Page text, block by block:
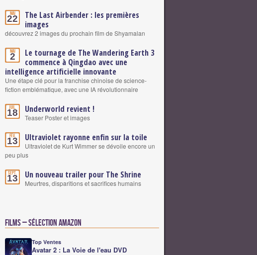
Mai
22
The Last Airbender : les premières
images
découvrez 2 images du prochain film de Shyamalan
Mai
2
Le tournage de The Wandering Earth 3
commence à Qingdao avec une
intelligence artificielle innovante
Une étape clé pour la franchise chinoise de science-
fiction emblématique, avec une IA révolutionnaire
Juil.
18 Underworld revient !
Teaser Poster et images
Fév.
13 Ultraviolet rayonne enfin sur la toile
Ultraviolet de Kurt Wimmer se dévoile encore un
peu plus
Sept.
13 Un nouveau trailer pour The Shrine
Meurtres, disparitions et sacrifices humains
Films – Sélection Amazon
Top Ventes
Avatar 2 : La Voie de l'eau DVD